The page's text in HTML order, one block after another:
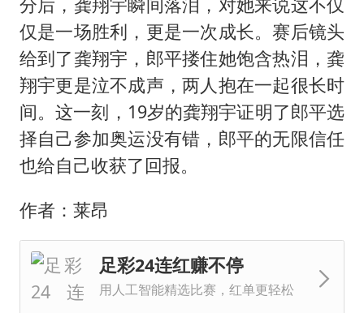
仅是一场胜利，更是一次成长。赛后镜头
给到了龚翔宇，郎平搂住她饱含热泪，龚
翔宇更是泣不成声，两人抱在一起很长时
间。这一刻，19岁的龚翔宇证明了郎平选
择自己参加奥运没有错，郎平的无限信任
也给自己收获了回报。
作者：莱昂
足彩24连红赚不停
用人工智能精选比赛，红单更轻松